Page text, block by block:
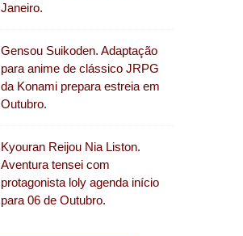
Janeiro.
Gensou Suikoden. Adaptação
para anime de clássico JRPG
da Konami prepara estreia em
Outubro.
Kyouran Reijou Nia Liston.
Aventura tensei com
protagonista loly agenda início
para 06 de Outubro.